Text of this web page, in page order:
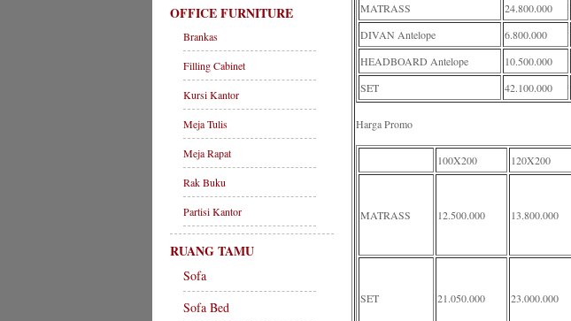
OFFICE FURNITURE
Brankas
Filling Cabinet
Kursi Kantor
Meja Tulis
Meja Rapat
Rak Buku
Partisi Kantor
RUANG TAMU
Sofa
Sofa Bed
MATRASS
24.800.000
DIVAN Antelope
6.800.000
HEADBOARD Antelope
10.500.000
SET
42.100.000
Harga Promo
100X200 120X200
MATRASS 12.500.000 13.800.000
SET 21.050.000 23.000.000